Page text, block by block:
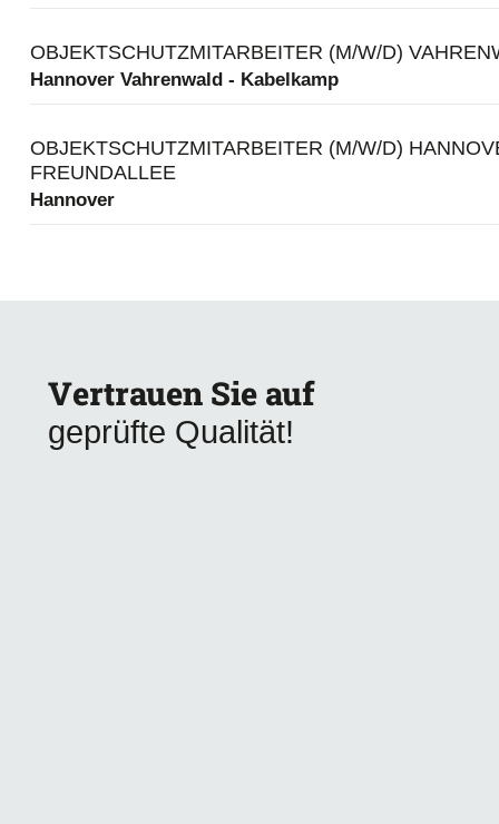
OBJEKTSCHUTZMITARBEITER (M/W/D)
Hannover Vahrenwald - Kabelkamp
OBJEKTSCHUTZMITARBEITER (M/W/D)
FREUNDALLEE
Hannover
Vertrauen Sie auf
geprüfte Qualität!